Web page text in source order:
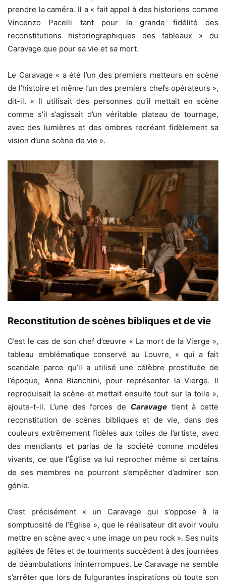
prendre la caméra. Il a « fait appel à des historiens comme
Vincenzo Pacelli tant pour la grande fidélité des
reconstitutions historiographiques des tableaux » du
Caravage que pour sa vie et sa mort.
Le Caravage « a été l’un des premiers metteurs en scène
de l’histoire et même l’un des premiers chefs opérateurs »,
dit-il. « Il utilisait des personnes qu’il mettait en scène
comme s’il s’agissait d’un véritable plateau de tournage,
avec des lumières et des ombres recréant fidèlement sa
vision d’une scène de vie ».
Reconstitution de scènes bibliques et de vie
C’est le cas de son chef d’œuvre « La mort de la Vierge »,
tableau emblématique conservé au Louvre, « qui a fait
scandale parce qu’il a utilisé une célèbre prostituée de
l’époque, Anna Bianchini, pour représenter la Vierge. Il
reproduisait la scène et mettait ensuite tout sur la toile »,
ajoute-t-il. L’une des forces de Caravagetient à cette
reconstitution de scènes bibliques et de vie, dans des
couleurs extrêmement fidèles aux toiles de l’artiste, avec
des mendiants et parias de la société comme modèles
vivants, ce que l’Église va lui reprocher même si certains
de ses membres ne pourront s’empêcher d’admirer son
génie.
C’est précisément « un Caravage qui s’oppose à la
somptuosité de l’Église », que le réalisateur dit avoir voulu
mettre en scène avec « une image un peu rock ». Ses nuits
agitées de fêtes et de tourments succèdent à des journées
de déambulations ininterrompues. Le Caravage ne semble
s’arrêter que lors de fulgurantes inspirations où toute son